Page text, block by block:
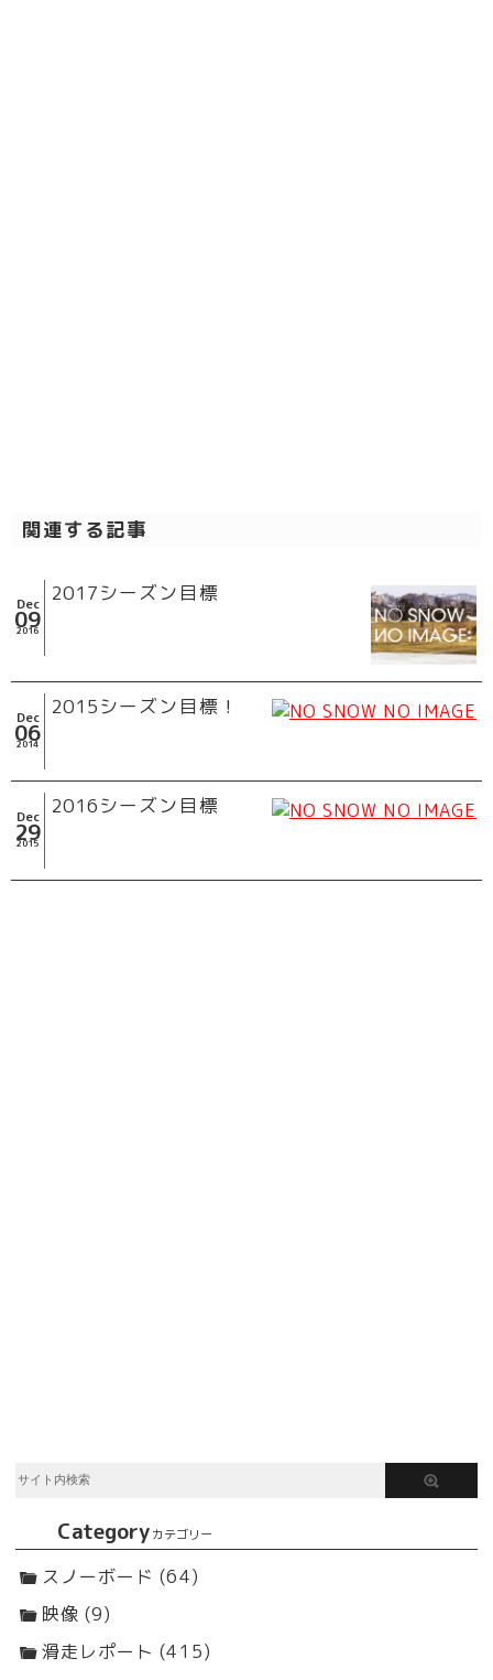
関連する記事
Dec
09
2016
2017シーズン目標
Dec
06
2014
2015シーズン目標！
Dec
29
2015
2016シーズン目標
Categoryカテゴリー
スノーボード (64)
映像 (9)
滑走レポート (415)